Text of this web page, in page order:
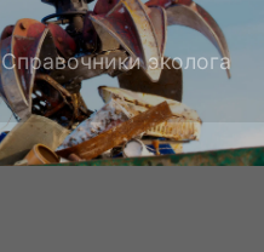
Справочники эколога